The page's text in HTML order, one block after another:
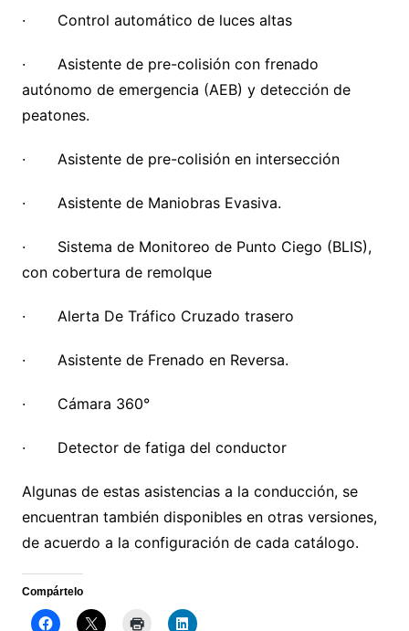
· Control automático de luces altas
· Asistente de pre-colisión con frenado
autónomo de emergencia (AEB) y detección de
peatones.
· Asistente de pre-colisión en intersección
· Asistente de Maniobras Evasiva.
· Sistema de Monitoreo de Punto Ciego (BLIS),
con cobertura de remolque
· Alerta De Tráfico Cruzado trasero
· Asistente de Frenado en Reversa.
· Cámara 360°
· Detector de fatiga del conductor
Algunas de estas asistencias a la conducción, se
encuentran también disponibles en otras versiones,
de acuerdo a la configuración de cada catálogo.
Compártelo